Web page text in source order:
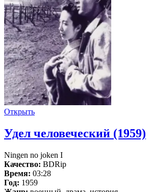
Открыть
Удел человеческий (1959)
Ningen no joken I
Качество: BDRip
Время: 03:28
Год: 1959